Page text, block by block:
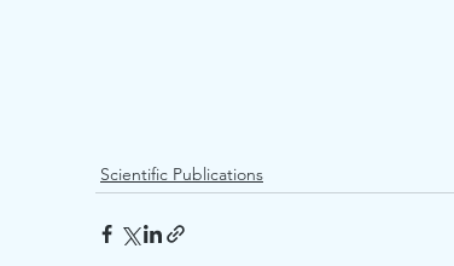
Scientific Publications